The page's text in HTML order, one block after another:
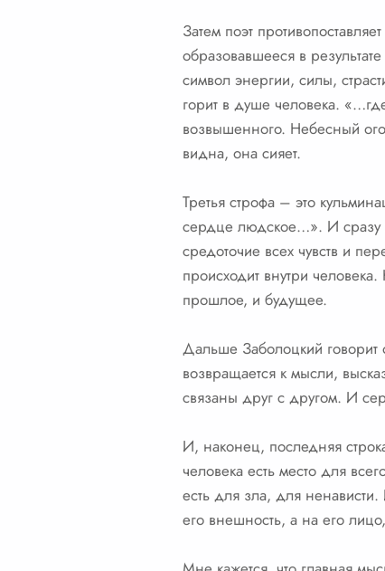
Затем поэт
образовавшееся в
символ энергии, силы,
горит в душе человека.
возвышенного. Небесный
видна, она сияет.
Третья строфа – это
сердце людское…». И сразу
средоточие всех чувств и
происходит внутри
прошлое, и будущее.
Дальше Заболоцкий говорит
возвращается к мысли,
связаны друг с другом. И
И, наконец, последняя
человека есть место для
есть для зла, для
его внешность, а на его